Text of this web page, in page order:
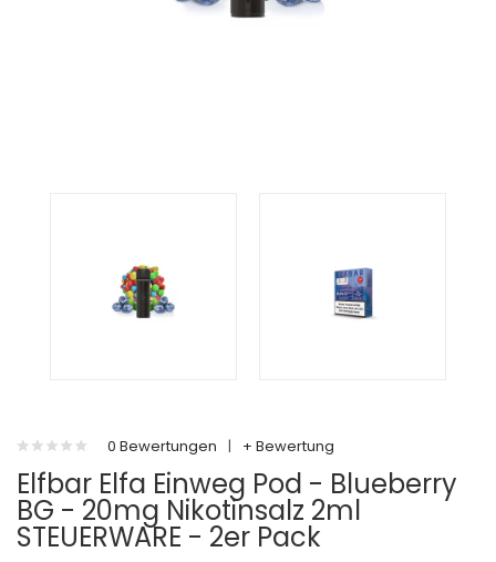
0 Bewertungen | + Bewertung
Elfbar Elfa Einweg Pod - Blueberry
BG - 20mg Nikotinsalz 2ml
STEUERWARE - 2er Pack